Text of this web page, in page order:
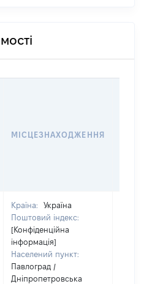
МІСЦЕЗНАХОДЖЕННЯ
Країна:
Україна
Поштовий індекс:
[Конфіденційна
інформація]
Населений пункт:
Павлоград /
Дніпропетровська